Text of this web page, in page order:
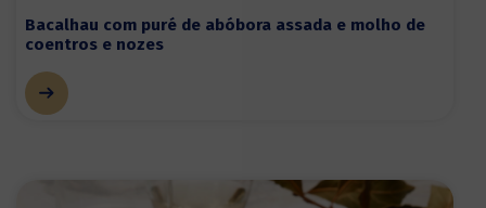
Bacalhau com puré de abóbora assada e molho de
coentros e nozes